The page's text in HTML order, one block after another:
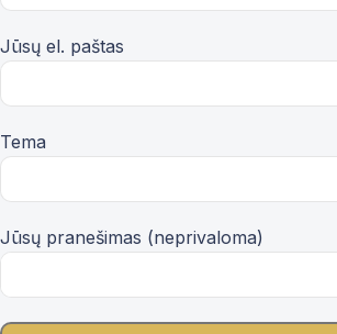
Jūsų el. paštas
Tema
Jūsų pranešimas (neprivaloma)